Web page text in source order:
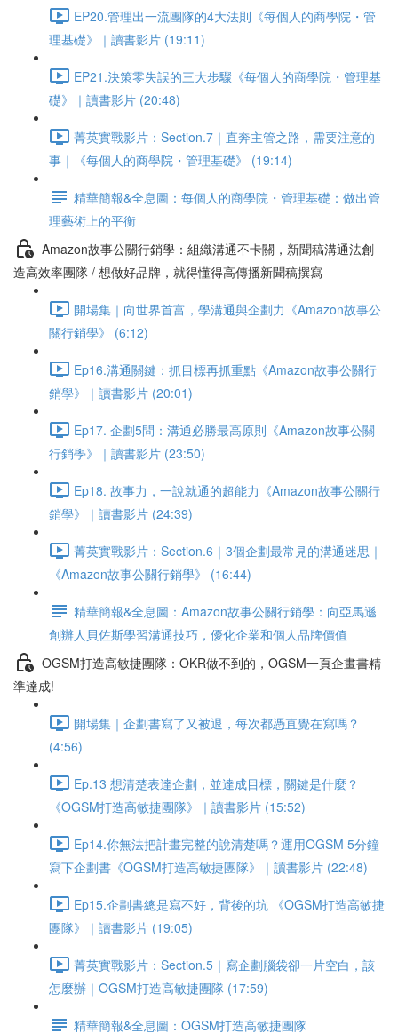
EP20.管理出一流團隊的4大法則《每個人的商學院・管
理基礎》｜讀書影片 (19:11)
EP21.決策零失誤的三大步驟《每個人的商學院・管理基
礎》｜讀書影片 (20:48)
菁英實戰影片：Section.7｜直奔主管之路，需要注意的
事｜《每個人的商學院・管理基礎》 (19:14)
精華簡報&全息圖：每個人的商學院・管理基礎：做出管
理藝術上的平衡
Amazon故事公關行銷學：組織溝通不卡關，新聞稿溝通法創
造高效率團隊 / 想做好品牌，就得懂得高傳播新聞稿撰寫
開場集｜向世界首富，學溝通與企劃力《Amazon故事公
關行銷學》 (6:12)
Ep16.溝通關鍵：抓目標再抓重點《Amazon故事公關行
銷學》｜讀書影片 (20:01)
Ep17. 企劃5問：溝通必勝最高原則《Amazon故事公關
行銷學》｜讀書影片 (23:50)
Ep18. 故事力，一說就通的超能力《Amazon故事公關行
銷學》｜讀書影片 (24:39)
菁英實戰影片：Section.6｜3個企劃最常見的溝通迷思｜
《Amazon故事公關行銷學》 (16:44)
精華簡報&全息圖：Amazon故事公關行銷學：向亞馬遜
創辦人貝佐斯學習溝通技巧，優化企業和個人品牌價值
OGSM打造高敏捷團隊：OKR做不到的，OGSM一頁企畫書精
準達成!
開場集｜企劃書寫了又被退，每次都憑直覺在寫嗎？
(4:56)
Ep.13 想清楚表達企劃，並達成目標，關鍵是什麼？
《OGSM打造高敏捷團隊》｜讀書影片 (15:52)
Ep14.你無法把計畫完整的說清楚嗎？運用OGSM 5分鐘
寫下企劃書《OGSM打造高敏捷團隊》｜讀書影片 (22:48)
Ep15.企劃書總是寫不好，背後的坑 《OGSM打造高敏捷
團隊》｜讀書影片 (19:05)
菁英實戰影片：Section.5｜寫企劃腦袋卻一片空白，該
怎麼辦｜OGSM打造高敏捷團隊 (17:59)
精華簡報&全息圖：OGSM打造高敏捷團隊